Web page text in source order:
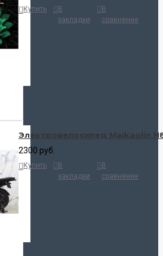
Купить
В
закладки
В
сравнение
Электровелосипед Maikaolin
2300 руб.
Купить
В
закладки
В
сравнение